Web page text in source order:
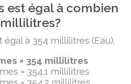
est égal à combien
à 354 millilitres (Eau).
= 354 millilitres
= 354.1 millilitres